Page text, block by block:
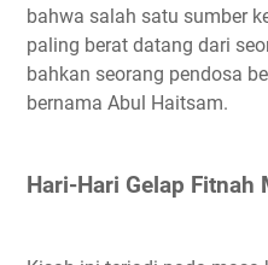
bahwa salah satu sumber
paling berat datang dari
bahkan seorang pendosa
bernama Abul Haitsam.
Hari-Hari Gelap Fitnah